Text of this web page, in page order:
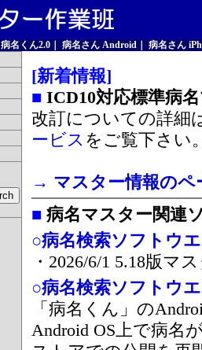
病名くん2.0 病名さん Android
病名さん
[新着情報]
■ ICD10対応標準病
改訂についての詳細
ービス をご覧下さい
→ マスター情報のペ
■ 病名マスター関連
○病名検索ソフトウ
・2026/6/1 5.18版マ
○病名検索ソフトウ
「病名くん」の
Android OS上で病名